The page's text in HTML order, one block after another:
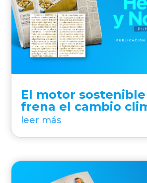
El motor
frena el cambio
leer más